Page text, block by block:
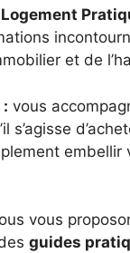
Logement
et de
vous
s’agisse
embellir
vous
guides